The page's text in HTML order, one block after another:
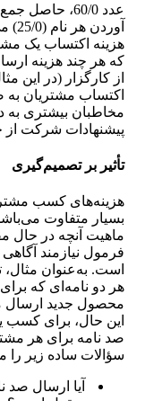
که هر چند هزینه
اکتساب مشتریان
مخاطبان بیشتری
پیشنهادات شرکت از
تأثیر بر تصمیم‌گیری
هزینه‌های کسب
بسیار متفاوت
ماهیت آنچه در حال
فرمول نیازمند
است. به‌عنوان مثال،
هر دو نامه‌ای که برای
محصول جدید ارسال
این حال، برای
صد نامه برای هر
سؤالات ساده زیر را
آیا ارسال